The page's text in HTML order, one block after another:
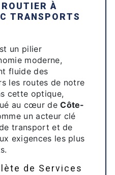
À
TRANSPORTS
un pilier
moderne,
fluide des
les routes de notre
cette optique,
au cœur deCôte-
un acteur clé
transport et de
exigences les plus
de Services